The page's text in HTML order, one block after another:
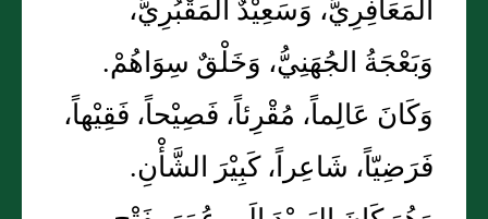
المَعَافِرِيُّ، وَسَعِيْدٌ المَقْبُرِيُّ،
وَبَعْجَةُ الجُهَنِيُّ، وَخَلْقٌ سِوَاهُمْ.
وَكَانَ عَالِماً، مُقْرِئاً، فَصِيْحاً، فَقِيْهاً،
فَرَضِيّاً، شَاعِراً، كَبِيْرَ الشَّأْنِ.